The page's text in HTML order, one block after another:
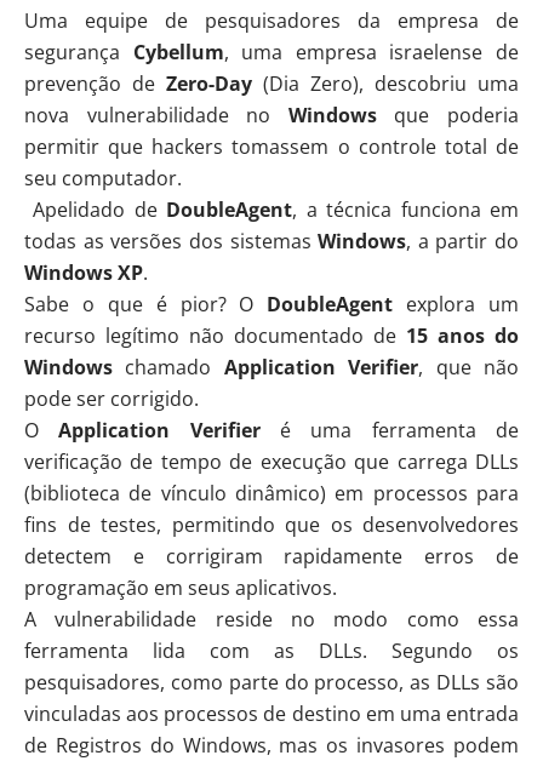
Uma equipe de pesquisadores da empresa de
segurança Cybellum, uma empresa israelense de
prevenção de Zero-Day (Dia Zero), descobriu uma
nova vulnerabilidade no Windowsque poderia
permitir que hackers tomassem o controle total de
seu computador.
Apelidado de DoubleAgent, a técnica funciona em
todas as versões dos sistemasWindows, a partir do
Windows XP.
Sabe o que é pior? O DoubleAgent explora um
recurso legítimo não documentado de 15 anos do
Windows chamado Application Verifier, que não
pode ser corrigido.
OApplication Verifieré uma ferramenta de
verificação de tempo de execução que carrega DLLs
(biblioteca de vínculo dinâmico) em processos para
fins de testes, permitindo que os desenvolvedores
detectem e corrigiram rapidamente erros de
programação em seus aplicativos.
A vulnerabilidade reside no modo como essa
ferramenta lida com as DLLs. Segundo os
pesquisadores, como parte do processo, as DLLs são
vinculadas aos processos de destino em uma entrada
de Registros do Windows, mas os invasores podem